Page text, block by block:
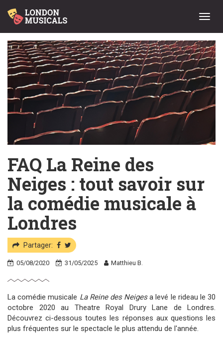
Menu
FAQ La Reine des
Neiges : tout savoir sur
la comédie musicale à
Londres
Partager:
05/08/2020 31/05/2025 Matthieu B.
La comédie musicale La Reine des Neigesa levé le rideau le 30
octobre 2020 au Theatre Royal Drury Lane de Londres.
Découvrez ci-dessous toutes les réponses aux questions les
plus fréquentes sur le spectacle le plus attendu de l'année.